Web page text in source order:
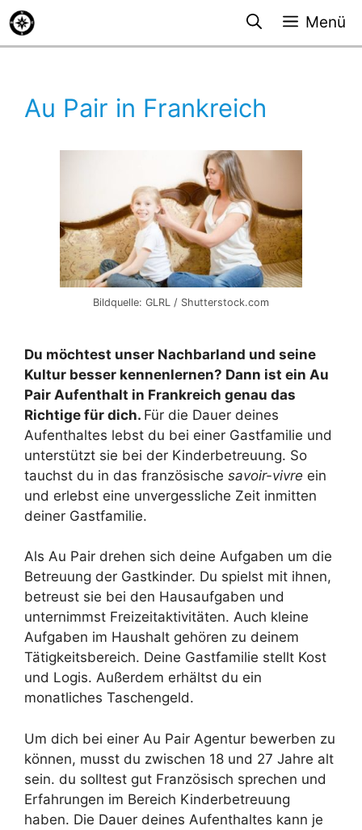
Zum
Inhalt
springen
Menü
Au Pair in Frankreich
Bildquelle: GLRL / Shutterstock.com
Du möchtest unser Nachbarland und seine
Kultur besser kennenlernen? Dann ist ein Au
Pair Aufenthalt in Frankreich genau das
Richtige für dich. Für die Dauer deines
Aufenthaltes lebst du bei einer Gastfamilie und
unterstützt sie bei der Kinderbetreuung. So
tauchst du in das französische savoir-vivre ein
und erlebst eine unvergessliche Zeit inmitten
deiner Gastfamilie.
Als Au Pair drehen sich deine Aufgaben um die
Betreuung der Gastkinder. Du spielst mit ihnen,
betreust sie bei den Hausaufgaben und
unternimmst Freizeitaktivitäten. Auch kleine
Aufgaben im Haushalt gehören zu deinem
Tätigkeitsbereich. Deine Gastfamilie stellt Kost
und Logis. Außerdem erhältst du ein
monatliches Taschengeld.
Um dich bei einer Au Pair Agentur bewerben zu
können, musst du zwischen 18 und 27 Jahre alt
sein. du solltest gut Französisch sprechen und
Erfahrungen im Bereich Kinderbetreuung
haben. Die Dauer deines Aufenthaltes kann je